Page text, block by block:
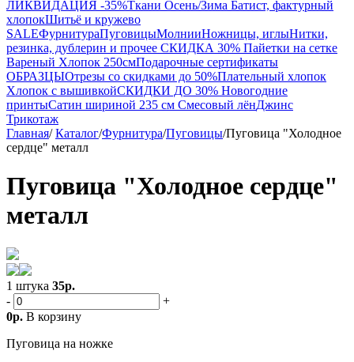
ЛИКВИДАЦИЯ -35%Ткани Осень/Зима Батист, фактурный
хлопокШитьё и кружево
SALEФурнитураПуговицыМолнииНожницы, иглыНитки,
резинка, дублерин и прочее СКИДКА 30% Пайетки на сетке
Вареный Хлопок 250смПодарочные сертификаты
ОБРАЗЦЫОтрезы со скидками до 50%Плательный хлопок
Хлопок с вышивкойСКИДКИ ДО 30% Новогодние
принтыСатин шириной 235 см Смесовый лёнДжинс
Трикотаж
Главная/ Каталог/Фурнитура/Пуговицы/Пуговица "Холодное
сердце" металл
Пуговица "Холодное сердце"
металл
1 штука 35р.
-
+
0р. В корзину
Пуговица на ножке